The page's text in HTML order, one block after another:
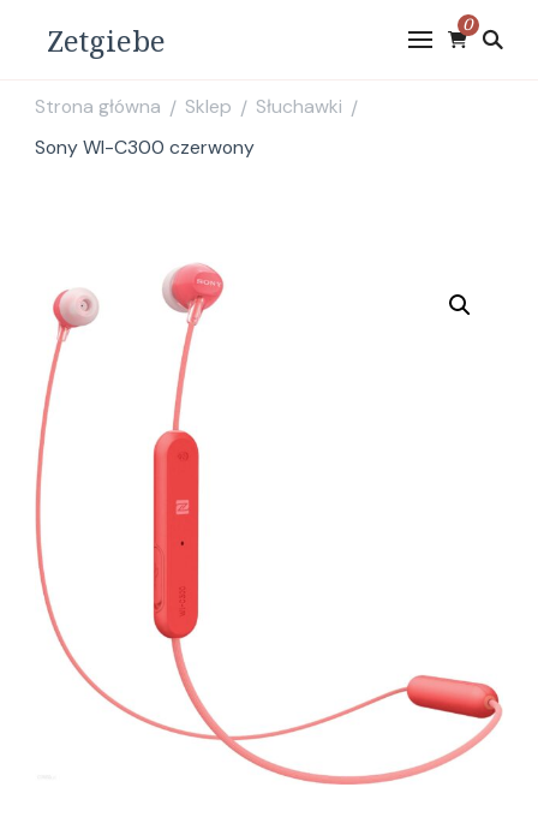
Zetgiebe 0
Strona główna / Sklep / Słuchawki /
Sony WI-C300 czerwony